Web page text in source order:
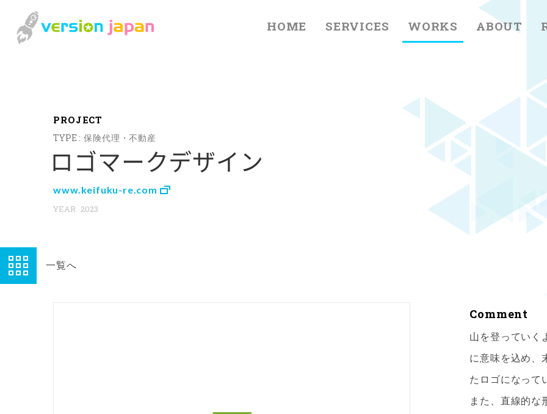
HOME SERVICES WORKS ABOUT
PROJECT
保険代理・不動産
ロゴマークデザイン
www.keifuku-re.com
2023
一覧へ
Comment
山を登っていく
に意味を込め、
たロゴになって
また、直線的な